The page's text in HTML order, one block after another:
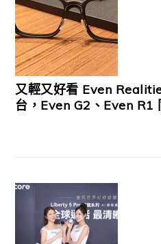
又輕又好看 Even
台，Even G2、Even R1